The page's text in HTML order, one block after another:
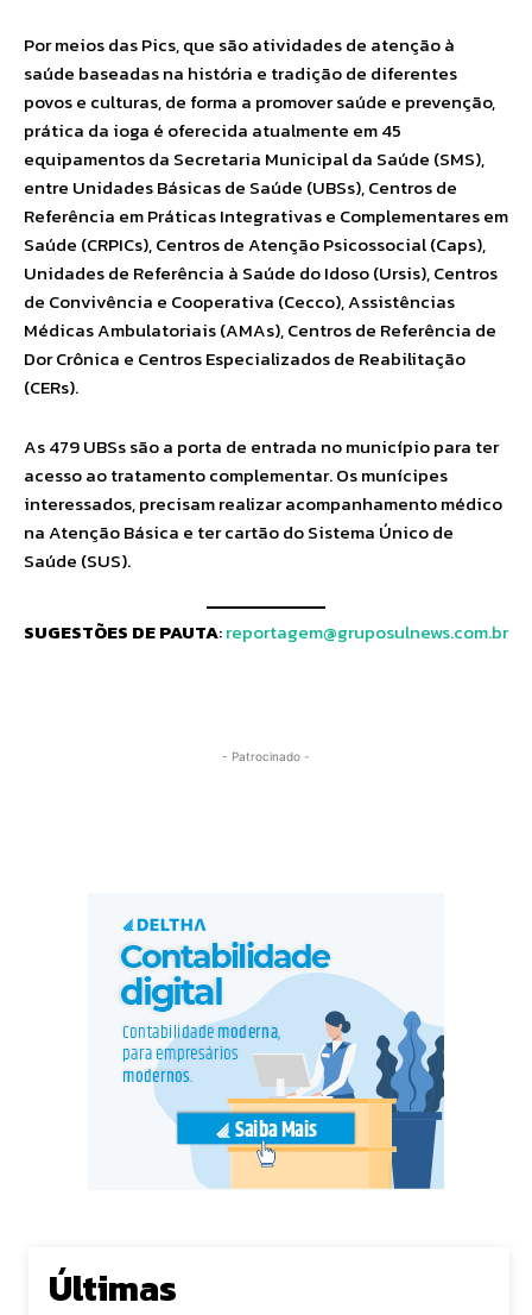
Por meios das Pics, que são atividades de atenção à
saúde baseadas na história e tradição de diferentes
povos e culturas, de forma a promover saúde e prevenção,
prática da ioga é oferecida atualmente em 45
equipamentos da Secretaria Municipal da Saúde (SMS),
entre Unidades Básicas de Saúde (UBSs), Centros de
Referência em Práticas Integrativas e Complementares em
Saúde (CRPICs), Centros de Atenção Psicossocial (Caps),
Unidades de Referência à Saúde do Idoso (Ursis), Centros
de Convivência e Cooperativa (Cecco), Assistências
Médicas Ambulatoriais (AMAs), Centros de Referência de
Dor Crônica e Centros Especializados de Reabilitação
(CERs).
As 479 UBSs são a porta de entrada no município para ter
acesso ao tratamento complementar. Os munícipes
interessados, precisam realizar acompanhamento médico
na Atenção Básica e ter cartão do Sistema Único de
Saúde (SUS).
SUGESTÕES DE PAUTA:reportagem@gruposulnews.com.br
- Patrocinado -
Últimas